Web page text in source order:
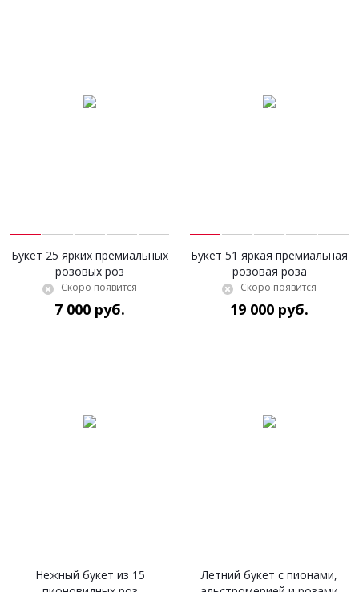
Букет 25 ярких премиальных
розовых роз
Скоро появится
7 000 руб.
Букет 51 яркая премиальная
розовая роза
Скоро появится
19 000 руб.
Нежный букет из 15
Летний букет с пионами,